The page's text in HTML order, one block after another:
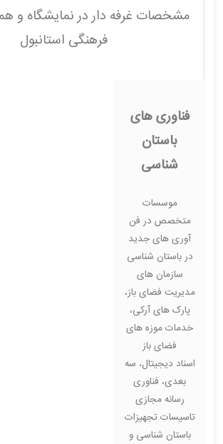
مشخصات غرفه دار در نمایشگاه و
فرهنگی استانبول
فناوری های
باستان
شناسی
موسسات
متخصص در فن
آوری های جدید
در باستان شناسی
سازمان های
مدیریت فضای باز،
پارک های آرکی،
خدمات موزه های
فضای باز
اسناد دیجیتال، سه
بعدی، فناوری
رسانه مجازی
تاسیسات تجهیزات
باستان شناسی و